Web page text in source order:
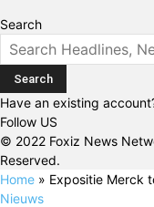
Search
Have an existing
Follow US
© 2022 Foxiz News
Reserved.
Home » Expositie Merck
Nieuws